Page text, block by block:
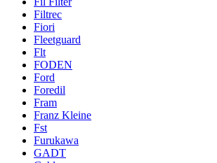
Filtrec
Fiori
Fleetguard
Flt
FODEN
Ford
Foredil
Fram
Franz Kleine
Fst
Furukawa
GADT